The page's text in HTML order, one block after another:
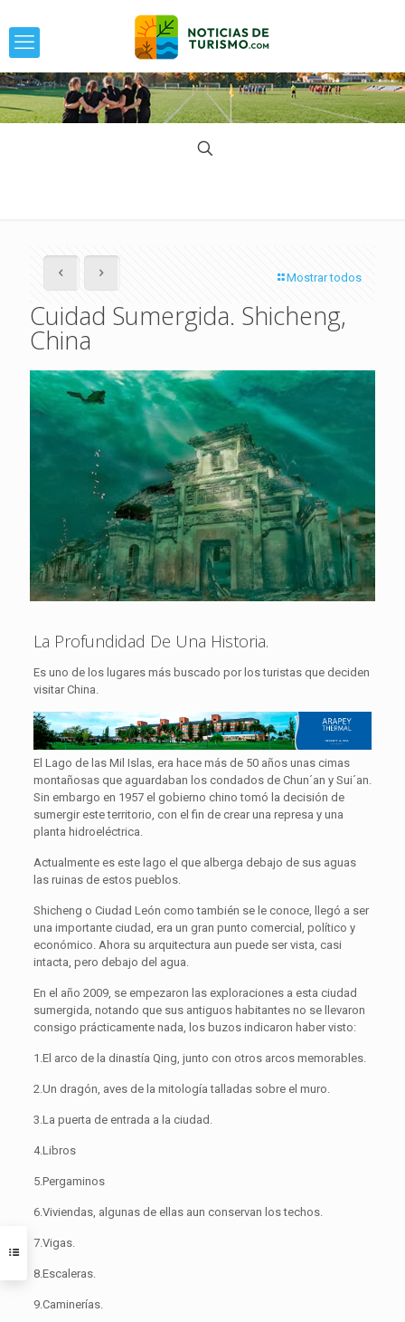
Mostrar todos
Cuidad Sumergida. Shicheng,
China
La Profundidad De Una Historia.
Es uno de los lugares más buscado por los turistas que deciden
visitar China.
El Lago de las Mil Islas, era hace más de 50 años unas cimas
montañosas que aguardaban los condados de Chun´an y Sui´an.
Sin embargo en 1957 el gobierno chino tomó la decisión de
sumergir este territorio, con el fin de crear una represa y una
planta hidroeléctrica.
Actualmente es este lago el que alberga debajo de sus aguas
las ruinas de estos pueblos.
Shicheng o Ciudad León como también se le conoce, llegó a ser
una importante ciudad, era un gran punto comercial, político y
económico. Ahora su arquitectura aun puede ser vista, casi
intacta, pero debajo del agua.
En el año 2009, se empezaron las exploraciones a esta ciudad
sumergida, notando que sus antiguos habitantes no se llevaron
consigo prácticamente nada, los buzos indicaron haber visto:
1.El arco de la dinastía Qing, junto con otros arcos memorables.
2.Un dragón, aves de la mitología talladas sobre el muro.
3.La puerta de entrada a la ciudad.
4.Libros
5.Pergaminos
6.Viviendas, algunas de ellas aun conservan los techos.
7.Vigas.
8.Escaleras.
9.Caminerías.